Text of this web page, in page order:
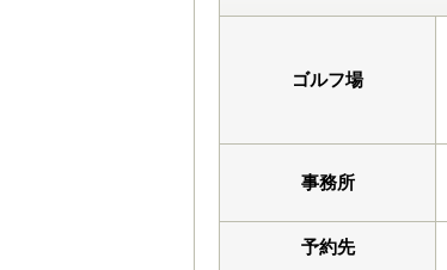
ゴルフ場
事務所
予約先